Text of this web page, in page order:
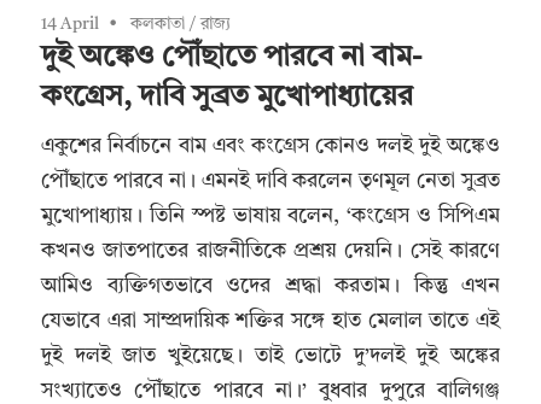
14 April কলকাতা /রাজ্য
দুই অঙ্কেও পৌঁছাতে পারবে না বাম-
কংগ্রেস, দাবি সুব্রত মুখোপাধ্যায়ের
একুশের নির্বাচনে বাম এবং কংগ্রেস কোনও দলই দুই অঙ্কেও
পৌঁছাতে পারবে না। এমনই দাবি করলেন তৃণমূল নেতা সুব্রত
মুখোপাধ্যায়। তিনি স্পষ্ট ভাষায় বলেন, ‘কংগ্রেস ও সিপিএম
কখনও জাতপাতের রাজনীতিকে প্রশ্রয় দেয়নি। সেই কারণে
আমিও ব্যক্তিগতভাবে ওদের শ্রদ্ধা করতাম। কিন্তু এখন
যেভাবে এরা সাম্প্রদায়িক শক্তির সঙ্গে হাত মেলাল তাতে এই
দুই দলই জাত খুইয়েছে। তাই ভোটে দু’দলই দুই অঙ্কের
সংখ্যাতেও পৌঁছাতে পারবে না।’ বুধবার দুপুরে বালিগঞ্জ